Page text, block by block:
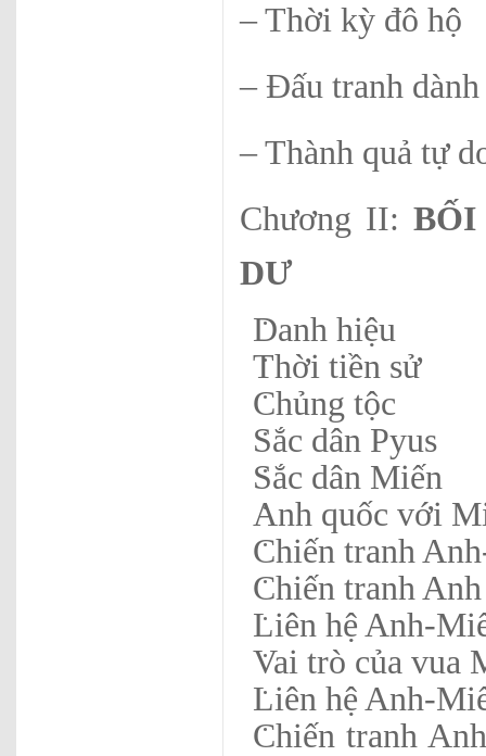
– Thời kỳ đô hộ
– Đấu tranh
– Thành quả tự
Chương II:
DƯ
Danh hiệu
Thời tiền sử
Chủng tộc
Sắc dân Pyus
Sắc dân Miến
Anh quốc với
Chiến tranh
Chiến tranh
Liên hệ Anh-
Vai trò của vua
Liên hệ Anh-
Chiến tranh